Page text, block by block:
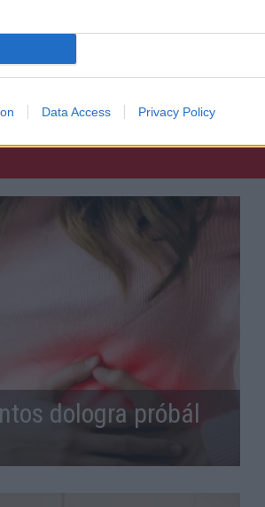
Data Access Privacy Policy
dologra próbál